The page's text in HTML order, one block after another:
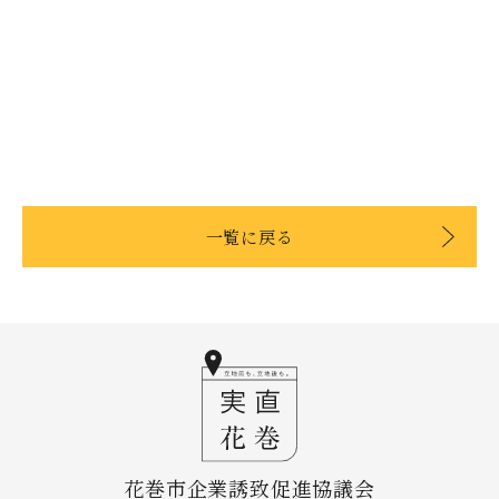
一覧に戻る
花巻市企業誘致促進協議会